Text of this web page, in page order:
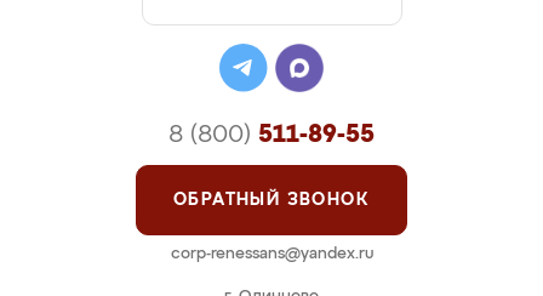
8 (800) 511-89-55
ОБРАТНЫЙ ЗВОНОК
corp-renessans@yandex.ru